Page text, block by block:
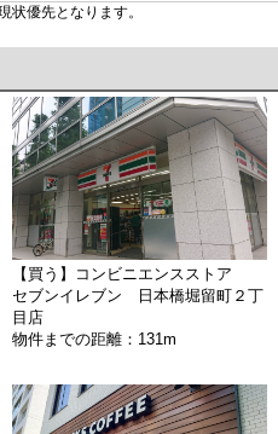
優先となります。
【買う】コンビニエンスストア
セブンイレブン 日本橋堀留町２丁
目店
物件までの距離：131m